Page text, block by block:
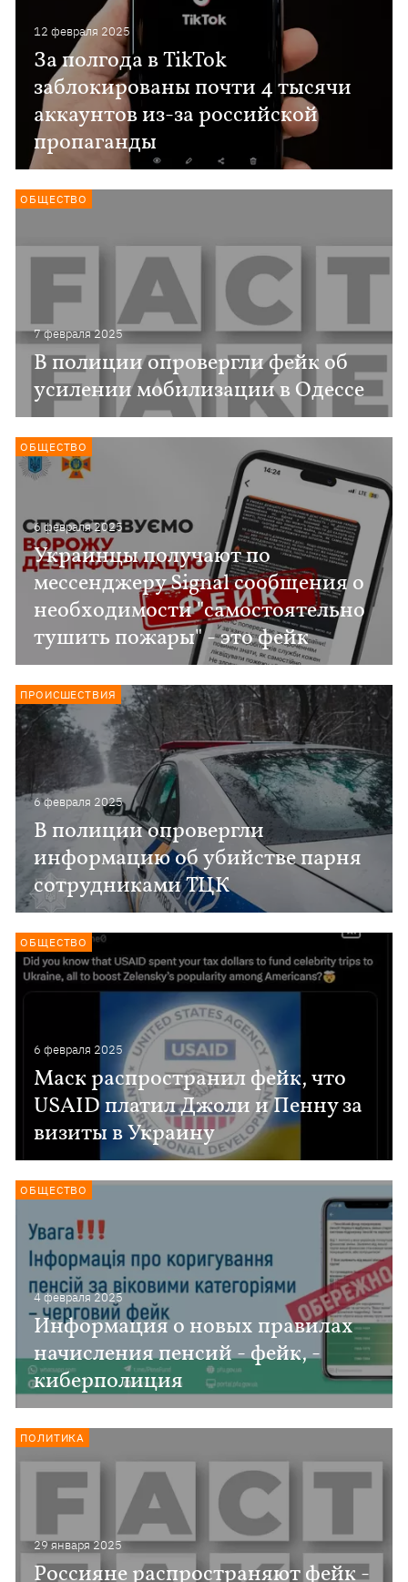
12 февраля 2025
За полгода в TikTok
заблокированы почти 4 тысячи
аккаунтов из-за российской
пропаганды
7 февраля 2025
В полиции опровергли фейк об
усилении мобилизации в Одессе
ОБЩЕСТВО
6 февраля 2025
Украинцы получают по
мессенджеру Signal сообщения о
необходимости "самостоятельно
тушить пожары" - это фейк
ОБЩЕСТВО
6 февраля 2025
В полиции опровергли
информацию об убийстве парня
сотрудниками ТЦК
ПРОИСШЕСТВИЯ
6 февраля 2025
Маск распространил фейк, что
USAID платил Джоли и Пенну за
визиты в Украину
ОБЩЕСТВО
4 февраля 2025
Информация о новых правилах
начисления пенсий - фейк, -
киберполиция
ОБЩЕСТВО
29 января 2025
Россияне распространяют фейк -
ПОЛИТИКА